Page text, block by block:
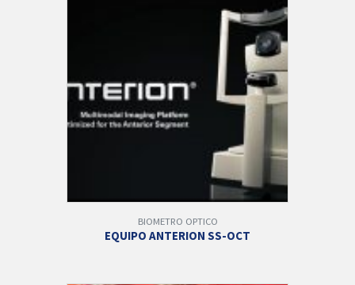
BIOMETRO OPTICO
EQUIPO ANTERION SS-OCT